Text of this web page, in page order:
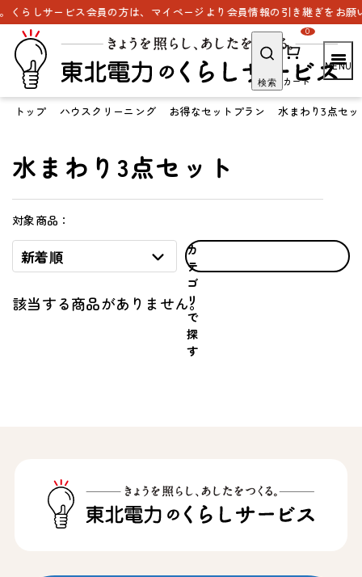
らしサービス会員の方は、マイページより会員情報の引き継ぎをお願い
検索 カート
0
トップ ハウスクリーニング お得なセットプラン 水まわり3点セッ
水まわり3点セット
対象商品：
新着順
カ
テ
ゴ
リ
で
探
す
該当する商品がありません。